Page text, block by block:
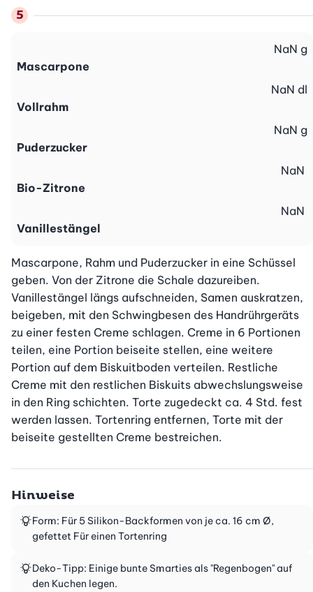
Mascarpone
NaN g
Vollrahm
NaN dl
Puderzucker
NaN g
Bio-Zitrone
NaN
Vanillestängel
NaN
Mascarpone, Rahm und Puderzucker in eine Schüssel
geben. Von der Zitrone die Schale dazureiben.
Vanillestängel längs aufschneiden, Samen auskratzen,
beigeben, mit den Schwingbesen des Handrührgeräts
zu einer festen Creme schlagen. Creme in 6 Portionen
teilen, eine Portion beiseite stellen, eine weitere
Portion auf dem Biskuitboden verteilen. Restliche
Creme mit den restlichen Biskuits abwechslungsweise
in den Ring schichten. Torte zugedeckt ca. 4 Std. fest
werden lassen. Tortenring entfernen, Torte mit der
beiseite gestellten Creme bestreichen.
Hinweise
Form: Für 5 Silikon-Backformen von je ca. 16 cm Ø,
gefettet Für einen Tortenring
Deko-Tipp: Einige bunte Smarties als "Regenbogen" auf
den Kuchen legen.